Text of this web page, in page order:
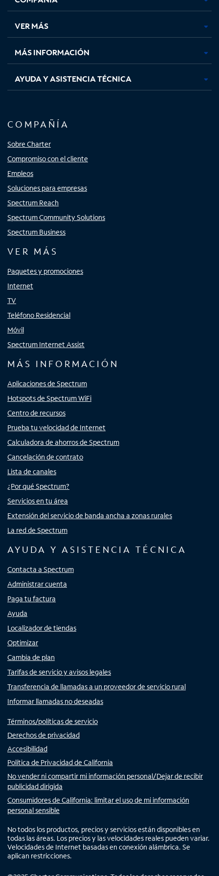
en
pestaña
nueva
en
pestaña
nueva
en
pestaña
nueva
en
nueva
VER MÁS
MÁS INFORMACIÓN
AYUDA Y ASISTENCIA TÉCNICA
COMPAÑÍA
Sobre Charter
Compromiso con el cliente
Empleos
Soluciones para empresas
Spectrum Reach
Spectrum Community Solutions
Spectrum Business
VER MÁS
Paquetes y promociones
Internet
TV
Teléfono Residencial
Móvil
Spectrum Internet Assist
MÁS INFORMACIÓN
Aplicaciones de Spectrum
Hotspots de Spectrum WiFi
Centro de recursos
Prueba tu velocidad de Internet
Calculadora de ahorros de Spectrum
Cancelación de contrato
Lista de canales
¿Por qué Spectrum?
Servicios en tu área
Extensión del servicio de banda ancha a zonas rurales
La red de Spectrum
AYUDA Y ASISTENCIA TÉCNICA
Contacta a Spectrum
Administrar cuenta
Paga tu factura
Ayuda
Localizador de tiendas
Optimizar
Cambia de plan
Tarifas de servicio y avisos legales
Transferencia de llamadas a un proveedor de servicio rural
Informar llamadas no deseadas
Términos/políticas de servicio
Derechos de privacidad
Accesibilidad
Política de Privacidad de California
No vender ni compartir mi información personal/Dejar de recibir
publicidad dirigida
Consumidores de California: limitar el uso de mi información
personal sensible
No todos los productos, precios y servicios están disponibles en
todas las áreas. Los precios y las velocidades reales pueden variar.
Velocidades de Internet basadas en conexión alámbrica. Se
aplican restricciones.